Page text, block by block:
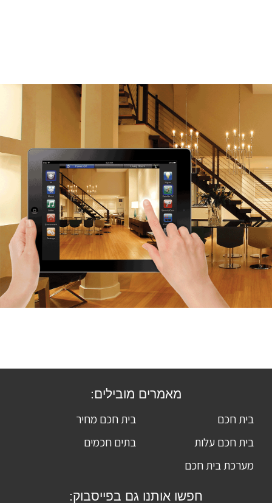
מאמרים מובילים:
בית חכם
בית חכם מחיר
בית חכם עלות
בתים חכמים
מערכת בית חכם
חפשו אותנו גם בפייסבוק: